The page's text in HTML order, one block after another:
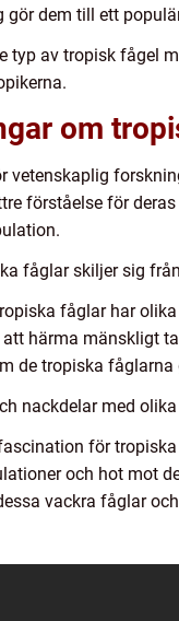
dem till ett
typ av tropisk fågel
om
förståelse för
fåglar skiljer sig
fåglar har
härma mänskligt
de tropiska
nackdelar med
för
och hot mot
vackra fåglar